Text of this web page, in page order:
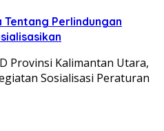
Perlindungan
Provinsi Kalimantan Utara,
Sosialisasi Peraturan